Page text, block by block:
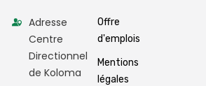
Adresse
Centre
Directionnel
de Koloma
Offre
d'emplois
Mentions
légales